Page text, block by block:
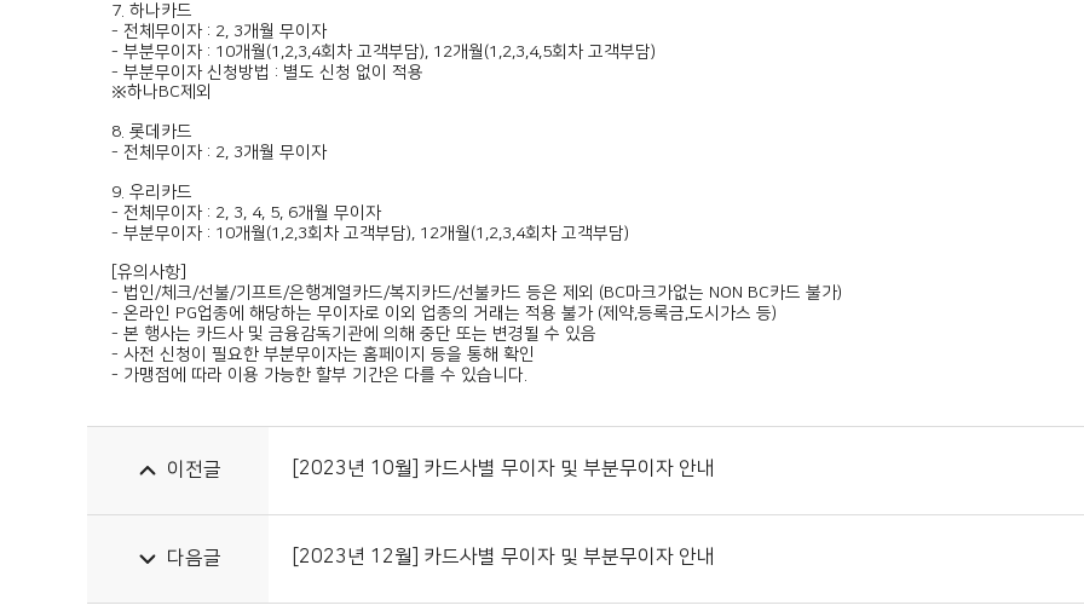
7. 하나카드
- 전체무이자 : 2, 3개월 무이자
- 부분무이자 : 10개월(1,2,3,4회차 고객부담), 12개월(1,2,3,4,5회차 고객부담)
- 부분무이자 신청방법 : 별도 신청 없이 적용
※하나BC제외
8. 롯데카드
- 전체무이자 : 2, 3개월 무이자
9. 우리카드
- 전체무이자 : 2, 3, 4, 5, 6개월 무이자
- 부분무이자 : 10개월(1,2,3회차 고객부담), 12개월(1,2,3,4회차 고객부담)
[유의사항]
- 법인/체크/선불/기프트/은행계열카드/복지카드/선불카드 등은 제외 (BC마크가없는 NON BC카드 불가)
- 온라인 PG업종에 해당하는 무이자로 이외 업종의 거래는 적용 불가 (제약,등록금,도시가스 등)
- 본 행사는 카드사 및 금융감독기관에 의해 중단 또는 변경될 수 있음
- 사전 신청이 필요한 부분무이자는 홈페이지 등을 통해 확인 必
- 가맹점에 따라 이용 가능한 할부 기간은 다를 수 있습니다.
이전글 [2023년 10월] 카드사별 무이자 및 부분무이자 안내
다음글 [2023년 12월] 카드사별 무이자 및 부분무이자 안내